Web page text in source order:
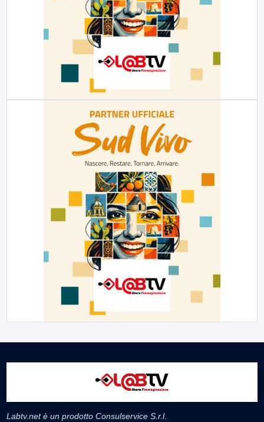
Labtv.net è un prodotto Consulservice S.r.l.